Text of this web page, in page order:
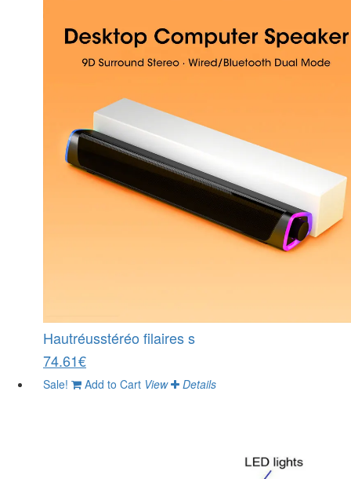
Hautréusstéréo filaires s
74.61€
Sale! Add to Cart View Details